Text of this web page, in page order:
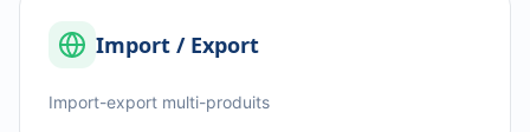
Import / Export
Import-export multi-produits